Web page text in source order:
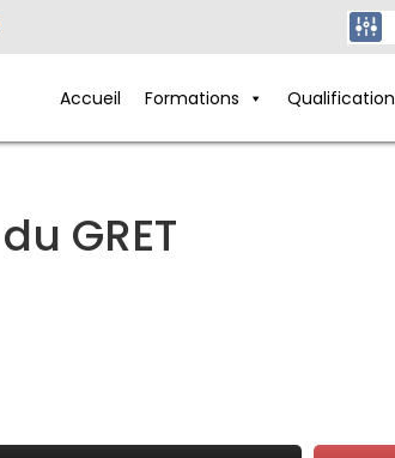
Accueil Formations Qualification
du GRET